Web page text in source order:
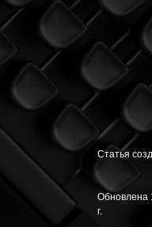
Статья
Обновлена
г.